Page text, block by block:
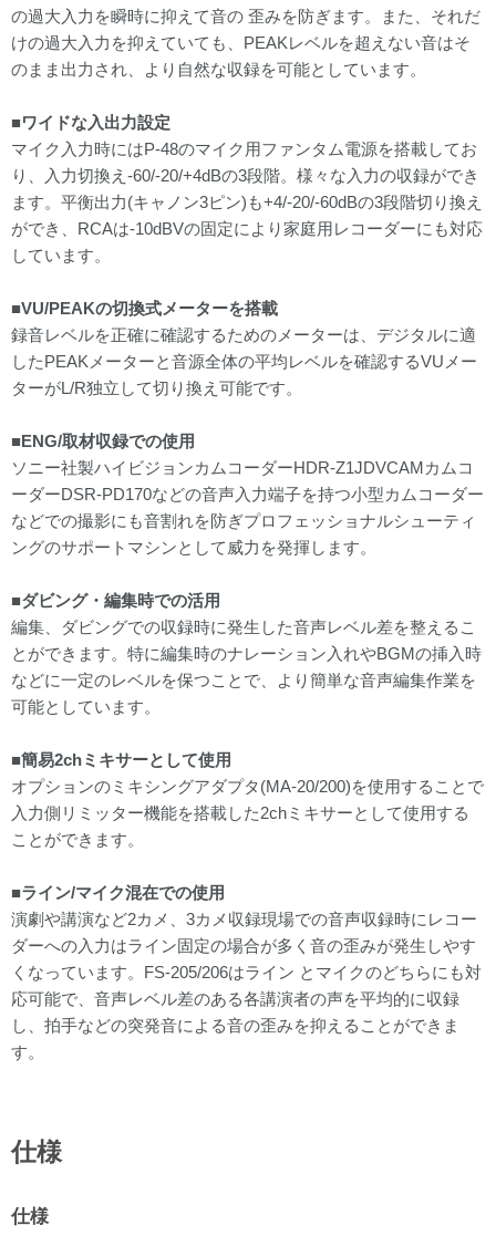
の過大入力を瞬時に抑えて音の 歪みを防ぎます。また、それだ
けの過大入力を抑えていても、PEAKレベルを超えない音はそ
のまま出力され、より自然な収録を可能としています。
■ワイドな入出力設定
マイク入力時にはP-48のマイク用ファンタム電源を搭載してお
り、入力切換え-60/-20/+4dBの3段階。様々な入力の収録ができ
ます。平衡出力(キャノン3ピン)も+4/-20/-60dBの3段階切り換え
ができ、RCAは-10dBVの固定により家庭用レコーダーにも対応
しています。
■VU/PEAKの切換式メーターを搭載
録音レベルを正確に確認するためのメーターは、デジタルに適
したPEAKメーターと音源全体の平均レベルを確認するVUメー
ターがL/R独立して切り換え可能です。
■ENG/取材収録での使用
ソニー社製ハイビジョンカムコーダーHDR-Z1JDVCAMカムコ
ーダーDSR-PD170などの音声入力端子を持つ小型カムコーダー
などでの撮影にも音割れを防ぎプロフェッショナルシューティ
ングのサポートマシンとして威力を発揮します。
■ダビング・編集時での活用
編集、ダビングでの収録時に発生した音声レベル差を整えるこ
とができます。特に編集時のナレーション入れやBGMの挿入時
などに一定のレベルを保つことで、より簡単な音声編集作業を
可能としています。
■簡易2chミキサーとして使用
オプションのミキシングアダプタ(MA-20/200)を使用することで
入力側リミッター機能を搭載した2chミキサーとして使用する
ことができます。
■ライン/マイク混在での使用
演劇や講演など2カメ、3カメ収録現場での音声収録時にレコー
ダーへの入力はライン固定の場合が多く音の歪みが発生しやす
くなっています。FS-205/206はライン とマイクのどちらにも対
応可能で、音声レベル差のある各講演者の声を平均的に収録
し、拍手などの突発音による音の歪みを抑えることができま
す。
仕様
仕様